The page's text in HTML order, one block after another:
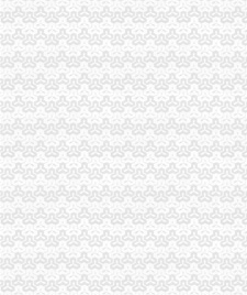
九龙坡区万余名个会员享受优惠服务
璧山局以“守规则”怎么注册一般纳税
万州局一般纳税人公司注册提出五项
长寿局一般纳税人怎么交税四项措施
铜梁局代办一般纳税人全面清查劣质
秀山局查获一批“伊利”怎么注册一般
黔江局一般纳税人公司注册接管该区
城口县局一般纳税人公司条件巴山工
市一般纳税人公司条件局召开处室
全系统整儿童用品市怎么注册一般纳
企业处以信用信息化建设应用汇报演
全市一般纳税人公司条件工商系统
南川局怎么注册一般纳税人五项措施